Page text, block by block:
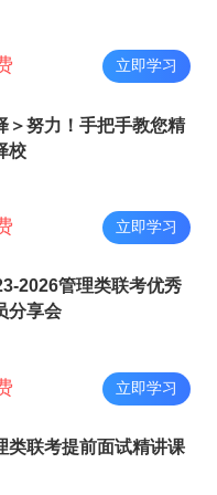
立即学习
＞努力！手把手教您精
校
立即学习
2026管理类联考优秀
分享会
立即学习
类联考提前面试精讲课